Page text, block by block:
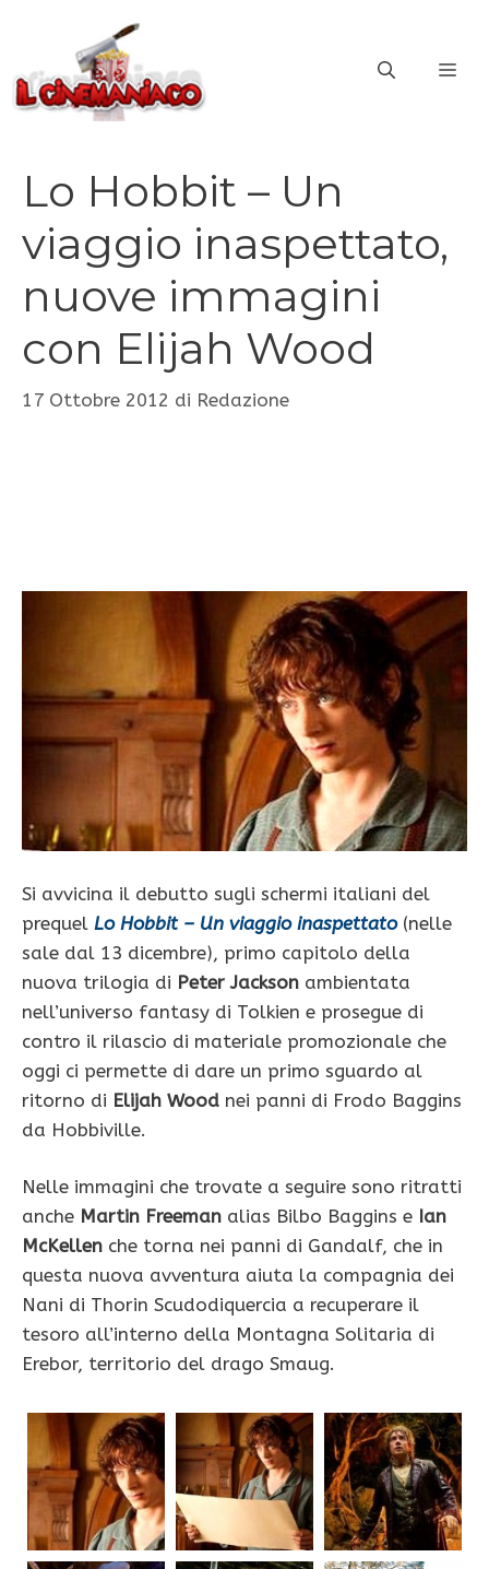
contenuto
Lo Hobbit – Un
viaggio inaspettato,
nuove immagini
con Elijah Wood
17 Ottobre 2012 di Redazione
Si avvicina il debutto sugli schermi italiani del
prequel Lo Hobbit – Un viaggio inaspettato (nelle
sale dal 13 dicembre), primo capitolo della
nuova trilogia di Peter Jackson ambientata
nell’universo fantasy di Tolkien e prosegue di
contro il rilascio di materiale promozionale che
oggi ci permette di dare un primo sguardo al
ritorno di Elijah Wood nei panni di Frodo Baggins
da Hobbiville.
Nelle immagini che trovate a seguire sono ritratti
anche Martin Freeman alias Bilbo Baggins e Ian
McKellen che torna nei panni di Gandalf, che in
questa nuova avventura aiuta la compagnia dei
Nani di Thorin Scudodiquercia a recuperare il
tesoro all’interno della Montagna Solitaria di
Erebor, territorio del drago Smaug.